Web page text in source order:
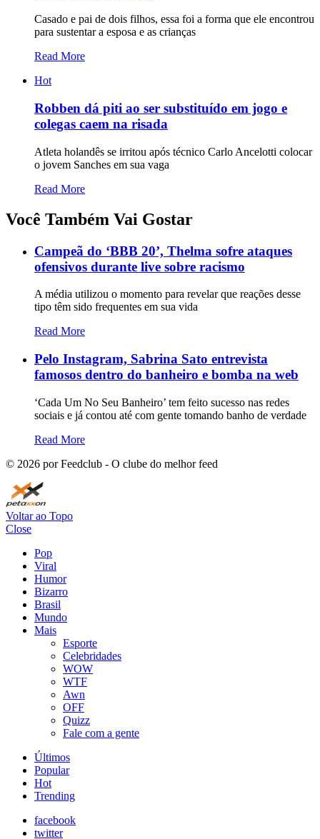
Casado e pai de dois filhos, essa foi a forma que ele encontrou
para sustentar a esposa e as crianças
Read More
Hot
Robben dá piti ao ser substituído em jogo e
colegas caem na risada
Atleta holandês se irritou após técnico Carlo Ancelotti colocar
o jovem Sanches em sua vaga
Read More
Você Também Vai Gostar
Campeã do ‘BBB 20’, Thelma sofre ataques
ofensivos durante live sobre racismo
A média utilizou o momento para revelar que reações desse
tipo têm sido frequentes em sua vida
Read More
Pelo Instagram, Sabrina Sato entrevista
famosos dentro do banheiro e bomba na web
‘Cada Um No Seu Banheiro’ tem feito sucesso nas redes
sociais e já contou até com gente tomando banho de verdade
Read More
© 2026 por Feedclub - O clube do melhor feed
Voltar ao Topo
Close
Pop
Viral
Humor
Bizarro
Brasil
Mundo
Mais
Esporte
Celebridades
WOW
WTF
Awn
OFF
Quizz
Fale com a gente
Últimos
Popular
Hot
Trending
facebook
twitter